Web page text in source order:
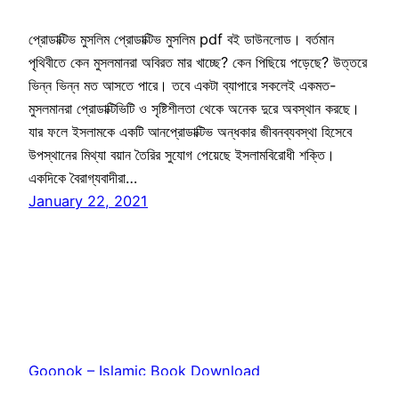
প্রোডাক্টিভ মুসলিম প্রোডাক্টিভ মুসলিম pdf বই ডাউনলোড। বর্তমান
পৃথিবীতে কেন মুসলমানরা অবিরত মার খাচ্ছে? কেন পিছিয়ে পড়েছে? উত্তরে
ভিন্ন ভিন্ন মত আসতে পারে। তবে একটা ব্যাপারে সকলেই একমত-
মুসলমানরা প্রোডাক্টিভিটি ও সৃষ্টিশীলতা থেকে অনেক দুরে অবস্থান করছে।
যার ফলে ইসলামকে একটি আনপ্রোডাক্টিভ অন্ধকার জীবনব্যবস্থা হিসেবে
উপস্থানের মিথ্যা বয়ান তৈরির সুযোগ পেয়েছে ইসলামবিরোধী শক্তি।
একদিকে বৈরাগ্যবাদীরা…
January 22, 2021
Goonok – Islamic Book Download